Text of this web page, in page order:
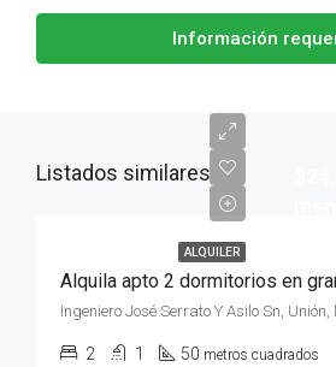
Información
Listados similares
ALQUILER
Ingeniero José Serrato Y Asilo Sn, Unión,
2 1 50 metros cuadrados